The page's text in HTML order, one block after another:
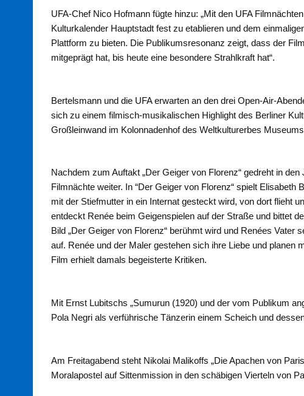
UFA-Chef Nico Hofmann fügte hinzu: „Mit den UFA
Kulturkalender Hauptstadt fest zu etablieren und dem
Plattform zu bieten. Die Publikumsresonanz zeigt, dass der
mitgeprägt hat, bis heute eine besondere Strahlkraft hat“.
Bertelsmann und die UFA erwarten an den drei Open-Air-
sich zu einem filmisch-musikalischen Highlight des Berliner
Großleinwand im Kolonnadenhof des Weltkulturerbes
Nachdem zum Auftakt „Der Geiger von Florenz“ gedreht in
Filmnächte weiter. In “Der Geiger von Florenz“ spielt
mit der Stiefmutter in ein Internat gesteckt wird, von dort flieht
entdeckt Renée beim Geigenspielen auf der Straße und bittet
Bild „Der Geiger von Florenz“ berühmt wird und Renées
auf. Renée und der Maler gestehen sich ihre Liebe und
Film erhielt damals begeisterte Kritiken.
Mit Ernst Lubitschs „Sumurun (1920) und der vom Publikum
Pola Negri als verführische Tänzerin einem Scheich und
Am Freitagabend steht Nikolai Malikoffs „Die Apachen von
Moralapostel auf Sittenmission in den schäbigen Vierteln von